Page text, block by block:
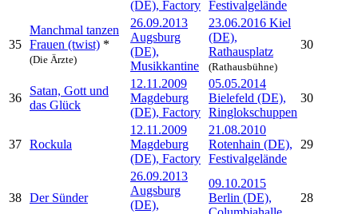
(DE), Factory Festivalgelände
35
Manchmal tanzen
Frauen (twist) *
(Die Ärzte)
26.09.2013
Augsburg
(DE),
Musikkantine
23.06.2016 Kiel
(DE),
Rathausplatz
(Rathausbühne)
30
36
Satan, Gott und
das Glück
12.11.2009
Magdeburg
(DE), Factory
05.05.2014
Bielefeld (DE),
Ringlokschuppen
30
37 Rockula
12.11.2009
Magdeburg
(DE), Factory
21.08.2010
Rotenhain (DE),
Festivalgelände
29
38 Der Sünder
26.09.2013
Augsburg
(DE),
09.10.2015
Berlin (DE),
28